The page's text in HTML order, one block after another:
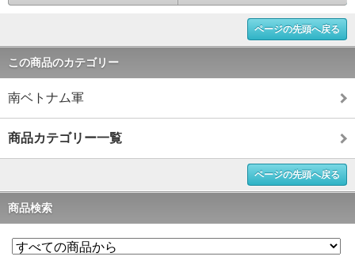
ページの先頭へ戻る
この商品のカテゴリー
南ベトナム軍
商品カテゴリー一覧
ページの先頭へ戻る
商品検索